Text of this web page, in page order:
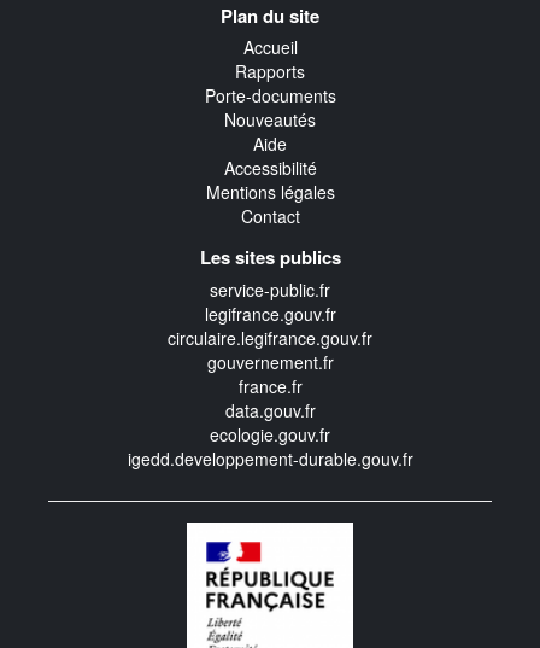
Plan du site
Accueil
Rapports
Porte-documents
Nouveautés
Aide
Accessibilité
Mentions légales
Contact
Les sites publics
service-public.fr
legifrance.gouv.fr
circulaire.legifrance.gouv.fr
gouvernement.fr
france.fr
data.gouv.fr
ecologie.gouv.fr
igedd.developpement-durable.gouv.fr